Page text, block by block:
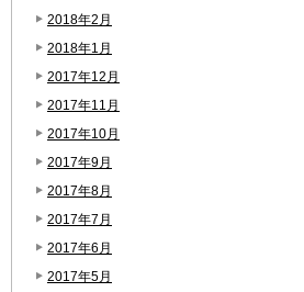
2018年2月
2018年1月
2017年12月
2017年11月
2017年10月
2017年9月
2017年8月
2017年7月
2017年6月
2017年5月